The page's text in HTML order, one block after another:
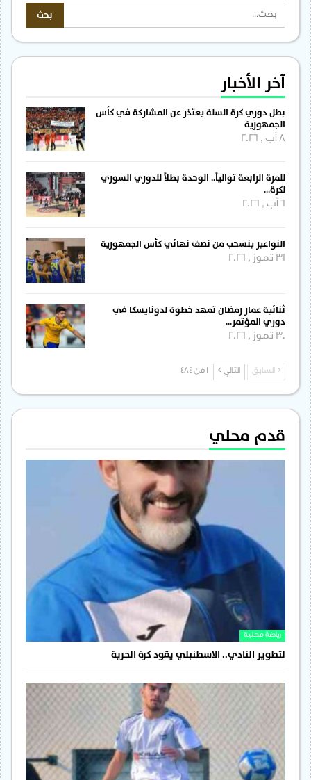
آخر الأخبار
بطل دوري كرة السلة يعتذر عن المشاركة في كأس
الجمهورية
للمرة الرابعة توالياً.. الوحدة بطلاً للدوري السوري
لكرة…
النواعير ينسحب من نصف نهائي كأس الجمهورية
31 تموز , 2026
ثنائية عمار رمضان تمهد خطوة لدونايسكا في
دوري المؤتمر…
30 تموز , 2026
السابق التالي
قدم محلي
رياضة محلية
لتطوير النادي.. الاسطنبلي يقود كرة الحرية